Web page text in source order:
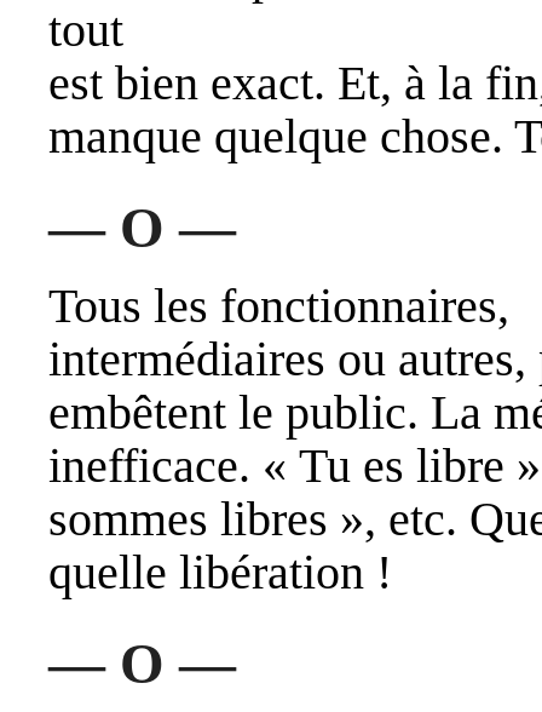
tout
est bien exact. Et, à la
manque quelque chose.
— O —
Tous les fonctionnaires,
intermédiaires ou
embêtent le public. La
inefficace. « Tu es libre
sommes libres », etc.
quelle libération !
— O —